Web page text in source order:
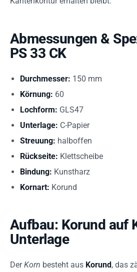
Abmessungen &
PS 33 CK
Durchmesser: 150 mm
Körnung: 60
Lochform: GLS47
Unterlage: C-Papier
Streuung: halboffen
Rückseite: Klettscheibe
Bindung: Kunstharz
Kornart: Korund
Aufbau: Korund auf
Unterlage
DerKorn besteht aus Korund, das